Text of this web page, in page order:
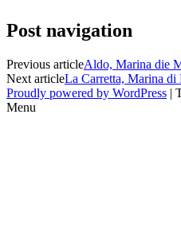
Post navigation
Previous articleAldo, Marina die
Next articleLa Carretta, Marina di
Proudly powered by WordPress |
Menu